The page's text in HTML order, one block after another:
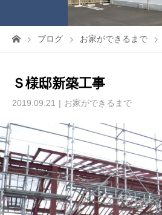
ブログ お家ができるまで
Ｓ様邸新築工事
2019.09.21 お家ができるまで